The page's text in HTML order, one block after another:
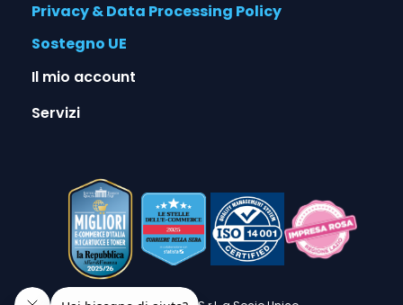
Privacy & Data Processing Policy
Sostegno UE
Il mio account
Servizi